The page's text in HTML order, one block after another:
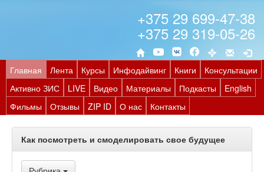
+375 29 699-47-38
+375 29 319-05-26
Главная Лента Курсы Инфодайвинг Книги
Консультации
Активно ЗИС
LIVE Видео Материалы Подкасты
English
Фильмы
Отзывы ZIP ID О нас Контакты
Как посмотреть и смоделировать свое будущее